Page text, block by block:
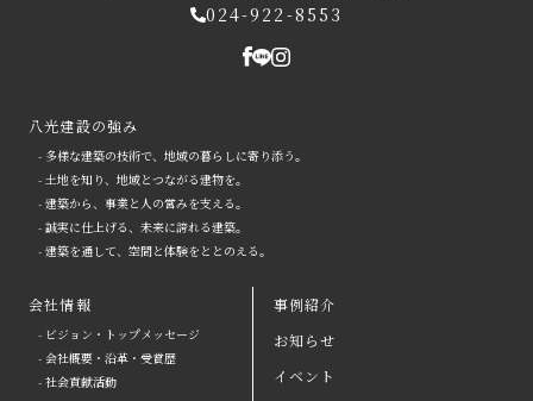
八光建設の強み
arrow
よくある質問
024-922-8553
八光建設の強み
- 多様な建築の技術で、地域の暮らしに寄り添う。
- 土地を知り、地域とつながる建物を。
- 建築から、事業と人の営みを支える。
- 誠実に仕上げる、未来に誇れる建築。
- 建築を通して、空間と体験をととのえる。
会社情報
- ビジョン・トップメッセージ
- 会社概要・沿革・受賞歴
- 社会貢献活動
事例紹介
お知らせ
イベント